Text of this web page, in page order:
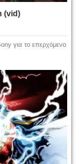
(vid)
για το επερχόμενο